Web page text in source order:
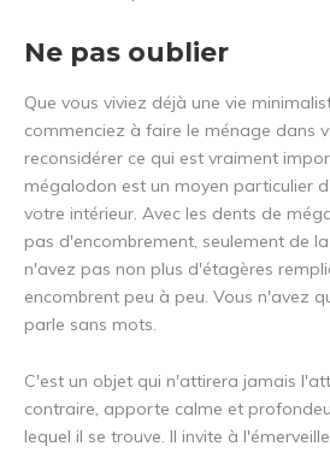
Ne pas oublier
Que vous viviez déjà une vie
commenciez à faire le ménage dans
reconsidérer ce qui est vraiment
mégalodon est un moyen particulier
votre intérieur. Avec les dents de
pas d'encombrement, seulement de
n'avez pas non plus d'étagères
encombrent peu à peu. Vous n'avez
parle sans mots.
C'est un objet qui n'attirera jamais
contraire, apporte calme et
lequel il se trouve. Il invite à